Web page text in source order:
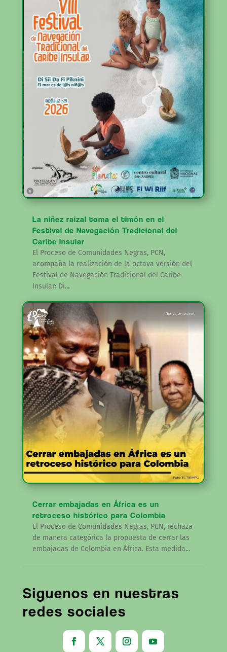
La niñez raizal toma el timón en el
Festival de Navegación Tradicional del
Caribe Insular
El Proceso de Comunidades Negras, PCN,
acompaña la realización de la octava versión del
Festival de Navegación Tradicional del Caribe
Insular: Di...
Cerrar embajadas en África es un
retroceso histórico para Colombia
El Proceso de Comunidades Negras, PCN, rechaza
de manera categórica la propuesta de cerrar las
embajadas de Colombia en África. Esta medida...
Siguenos en nuestras
redes sociales